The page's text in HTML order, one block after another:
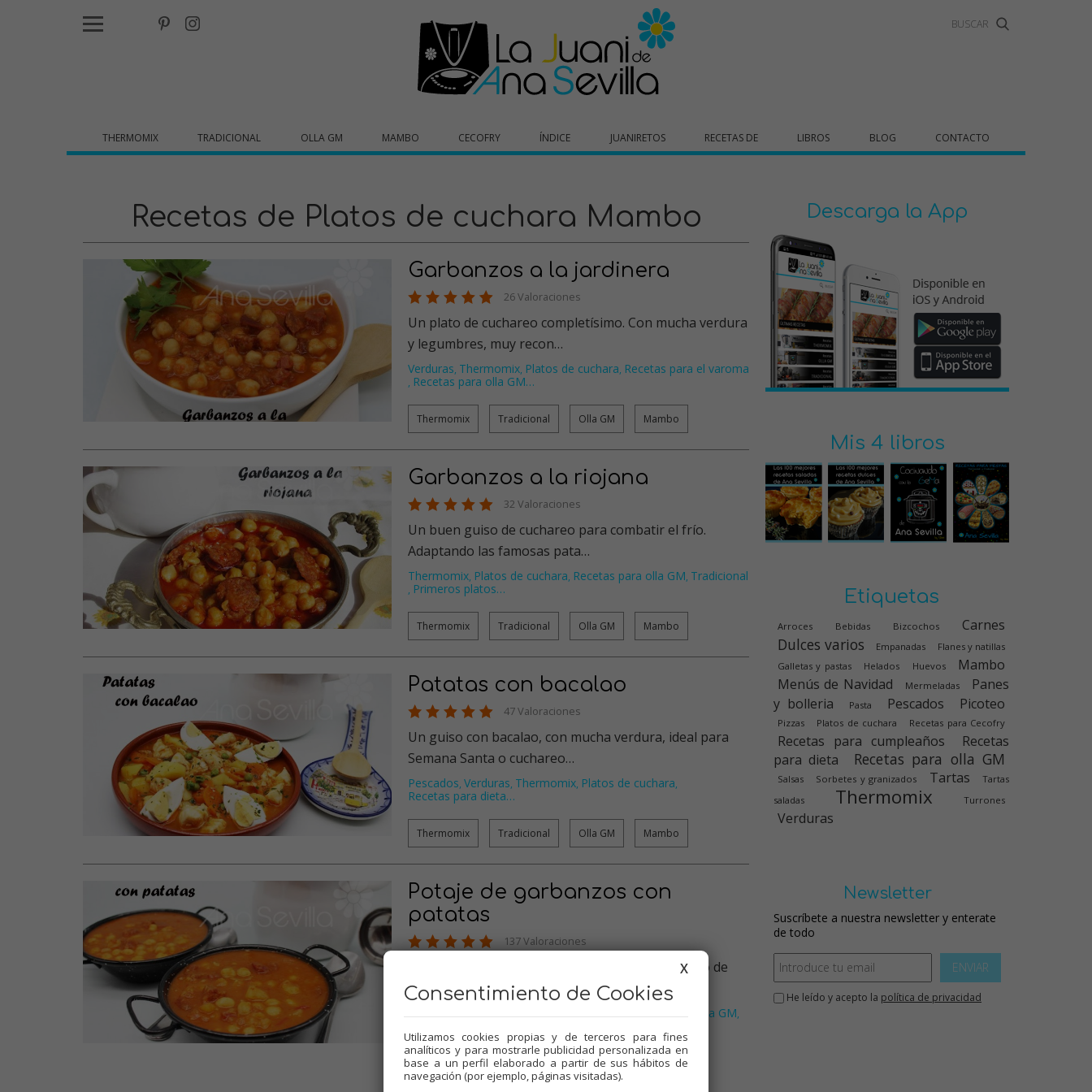
THERMOMIX TRADICIONAL OLLA GM MAMBO CECOFRY ÍNDICE JUANIRETOS RECETAS DE LIBROS BLOG CONTACTO
Recetas de Platos de cuchara Mambo
Garbanzos a la jardinera
26 Valoraciones
Un plato de cuchareo completísimo. Con mucha verdura
y legumbres, muy recon…
Verduras, Thermomix, Platos de cuchara, Recetas para el varoma
, Recetas para olla GM…
Thermomix Tradicional Olla GM Mambo
Garbanzos a la riojana
32 Valoraciones
Un buen guiso de cuchareo para combatir el frío.
Adaptando las famosas pata…
Thermomix, Platos de cuchara, Recetas para olla GM, Tradicional
, Primeros platos…
Thermomix Tradicional Olla GM Mambo
Patatas con bacalao
47 Valoraciones
Un guiso con bacalao, con mucha verdura, ideal para
Semana Santa o cuchareo…
Pescados, Verduras, Thermomix, Platos de cuchara,
Recetas para dieta…
Thermomix Tradicional Olla GM Mambo
Potaje de garbanzos con
patatas
137 Valoraciones
Potaje de garbanzos con patatas. Un clásico plato de
cuchareo estupendo y e…
Verduras,Thermomix,Platos de cuchara,Recetas para olla GM,
Thermomix Tradicional Olla GM Mambo
Descarga la App
Mis 4 libros
Etiquetas
Arroces Bebidas Bizcochos Carnes
Dulces varios Empanadas
Flanes y natillas
Galletas y pastas
Helados Huevos
Mambo
Menús de Navidad
Mermeladas
Panes
y bolleria
Pasta Pescados Picoteo
Pizzas Platos de cuchara Recetas para Cecofry
Recetas para cumpleaños
Recetas
para dieta
Recetas para olla GM
Salsas Sorbetes y granizados Tartas
Tartas
saladas
Thermomix Turrones
Verduras
Newsletter
Suscríbete a nuestra newsletter y enterate
de todo
ENVIAR
He leído y acepto la política de privacidad
X
Consentimiento de Cookies
Utilizamos cookies propias y de terceros para fines
analíticos y para mostrarle publicidad personalizada en
base a un perfil elaborado a partir de sus hábitos de
navegación (por ejemplo, páginas visitadas).